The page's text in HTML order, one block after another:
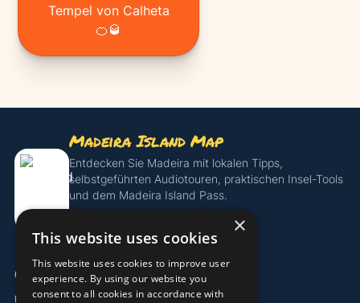
Tempel von Calheta
🍊🥃
Madeira Island Map
Entdecken Sie Madeira mit lokalen Tipps,
selbstgeführten Audiotouren, praktischen Insel-Tools
und dem Madeira Island Pass.
Island Pass entdecken
UNTERNEHMEN
Über uns
×
This website uses cookies
This website uses cookies to improve user
experience. By using our website you
consent to all cookies in accordance with